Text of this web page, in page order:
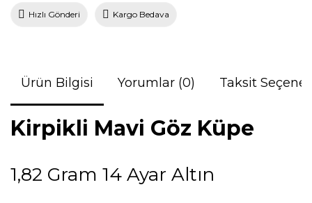
Hızlı Gönderi Kargo Bedava
Ürün Bilgisi Yorumlar (0) Taksit
Kirpikli Mavi Göz Küpe
1,82 Gram 14 Ayar Altın